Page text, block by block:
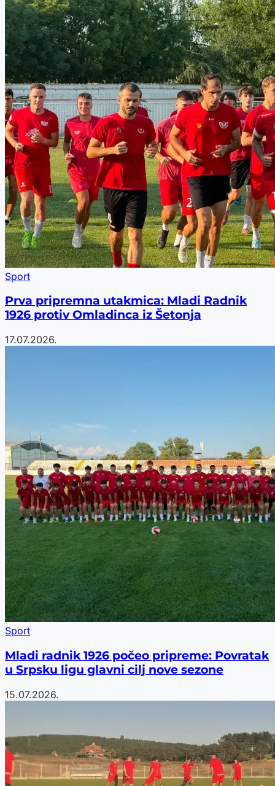
Sport
Prva pripremna utakmica: Mladi Radnik
1926 protiv Omladinca iz Šetonja
17.07.2026.
Sport
Mladi radnik 1926 počeo pripreme: Povratak
u Srpsku ligu glavni cilj nove sezone
15.07.2026.